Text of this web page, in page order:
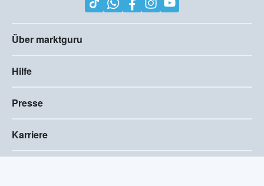
Über marktguru
Hilfe
Presse
Karriere